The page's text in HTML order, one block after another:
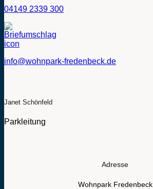
04149 2339 300
info@wohnpark-fredenbeck.de
Janet Schönfeld
Parkleitung
Adresse
Wohnpark Fredenbeck